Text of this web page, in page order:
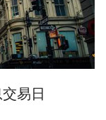
品的「內涵」理解清
易日